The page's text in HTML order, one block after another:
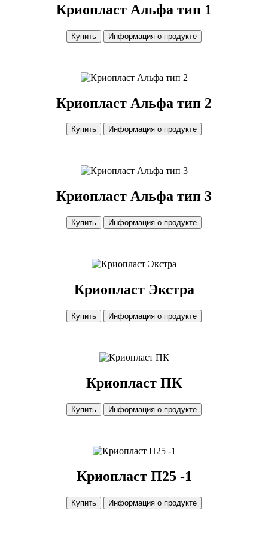
Криопласт Альфа тип 1
Купить Информация о продукте
Криопласт Альфа тип 2
Купить Информация о продукте
Криопласт Альфа тип 3
Купить Информация о продукте
Криопласт Экстра
Купить Информация о продукте
Криопласт ПК
Купить Информация о продукте
Криопласт П25 -1
Купить Информация о продукте